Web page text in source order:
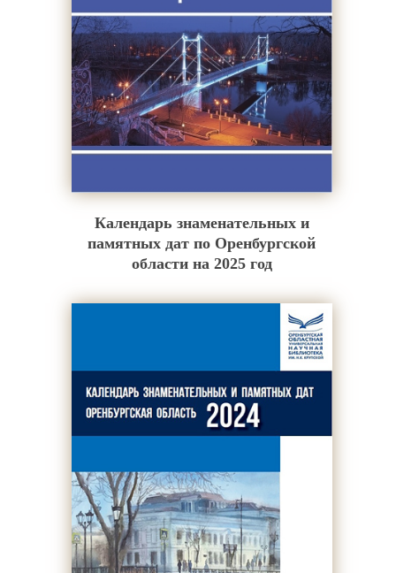
Календарь знаменательных и
памятных дат по Оренбургской
области на 2025 год